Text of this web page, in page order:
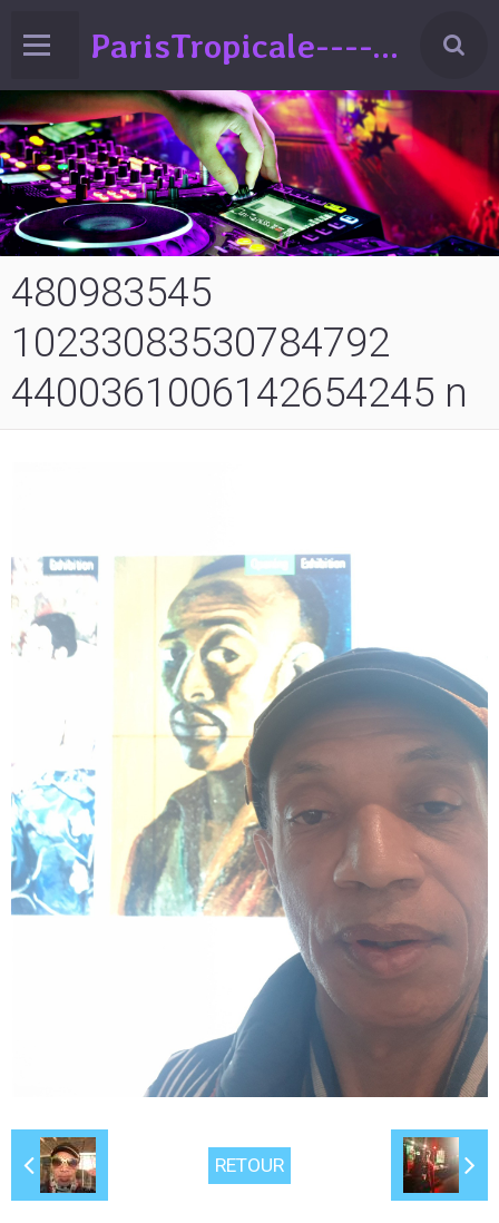
ParisTropicale-------Liberté-Egalité-Variété!!!(spectacle de Variéts Musique & Humour-sur la France-ed°2024
480983545
10233083530784792
4400361006142654245 n
RETOUR